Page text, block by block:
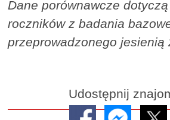
Dane porównawcze
roczników z badania
przeprowadzonego jesienią
Udostępnij